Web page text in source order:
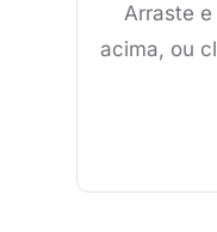
Arraste e
acima, ou